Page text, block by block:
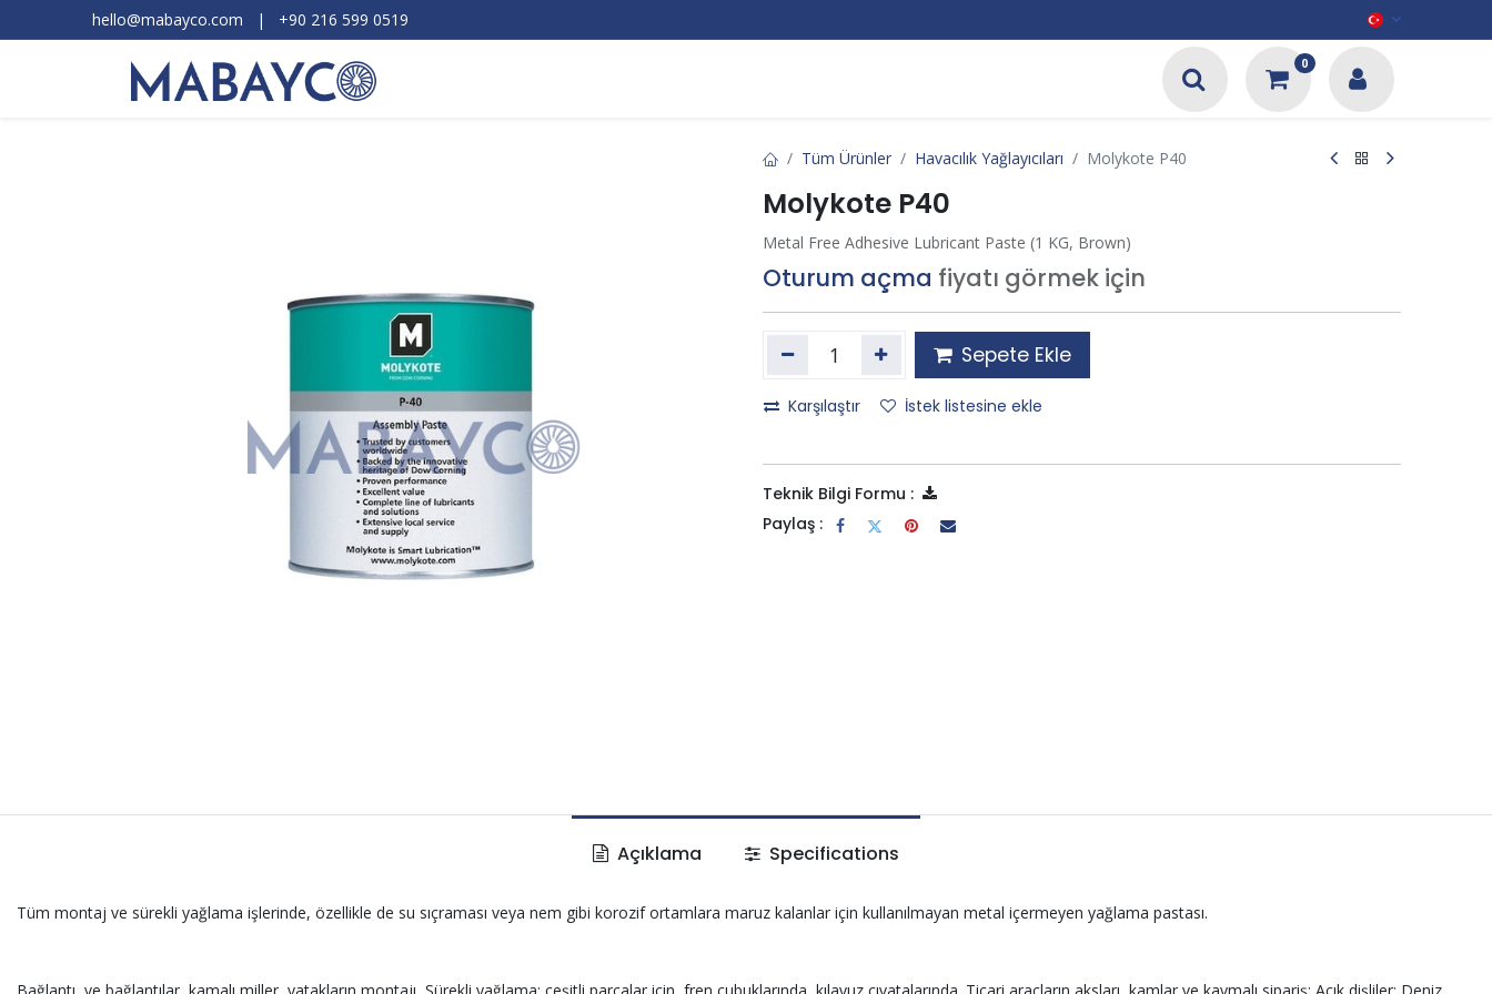
hello@mabayco.com | +90 216 599 0519​
0
Tüm Ürünler Havacılık Yağlayıcıları Molykote P40
Molykote P40
Metal Free Adhesive Lubricant Paste (1 KG, Brown)
Oturum açma fiyatı görmek için
Sepete Ekle
Karşılaştır İstek listesine ekle
Teknik Bilgi Formu :
Paylaş :
Açıklama Specifications
Tüm montaj ve sürekli yağlama işlerinde, özellikle de su sıçraması veya nem gibi korozif ortamlara maruz kalanlar için kullanılmayan metal içermeyen yağlama pastası.